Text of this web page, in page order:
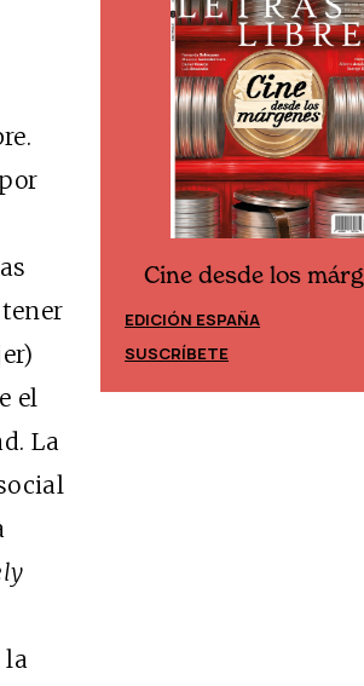
el
La
la
Cine desde los
EDICIÓN ESPAÑA
SUSCRÍBETE